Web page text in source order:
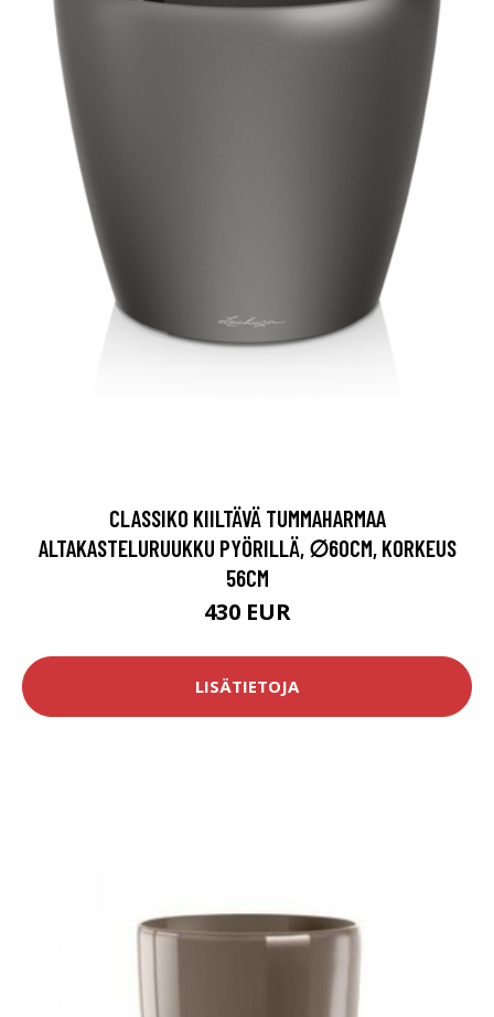
CLASSIKO KIILTÄVÄ TUMMAHARMAA
ALTAKASTELURUUKKU PYÖRILLÄ, ∅60CM, KORKEUS
56CM
430 EUR
LISÄTIETOJA